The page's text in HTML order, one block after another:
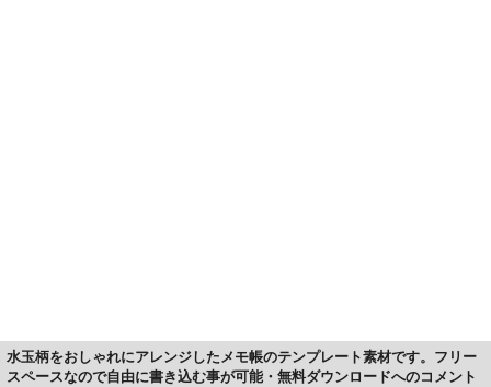
水玉柄をおしゃれにアレンジしたメモ帳のテンプレート素材です。フリー
スペースなので自由に書き込む事が可能・無料ダウンロードへのコメント